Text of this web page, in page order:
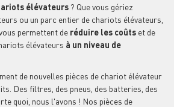
élévateurs ? Que vous gériez
ou un parc entier de chariots élévateurs,
permettent de réduire les coûts et de
élévateurs à un niveau de
de nouvelles pièces de chariot élévateur
Des filtres, des pneus, des batteries, des
quoi, nous l'avons ! Nos pièces de